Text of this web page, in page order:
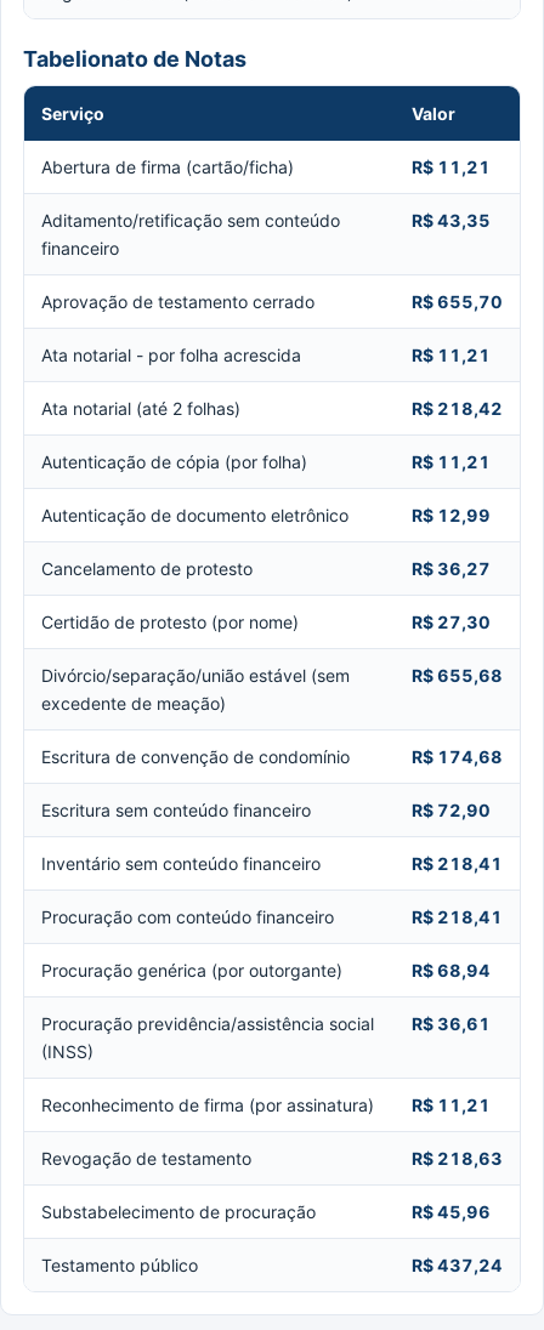
Tabelionato de Notas
Serviço Valor
Abertura de firma (cartão/ficha) R$ 11,21
Aditamento/retificação sem conteúdo
financeiro
R$ 43,35
Aprovação de testamento cerrado R$ 655,70
Ata notarial - por folha acrescida R$ 11,21
Ata notarial (até 2 folhas) R$ 218,42
Autenticação de cópia (por folha) R$ 11,21
Autenticação de documento eletrônico R$ 12,99
Cancelamento de protesto R$ 36,27
Certidão de protesto (por nome) R$ 27,30
Divórcio/separação/união estável (sem
excedente de meação)
R$ 655,68
Escritura de convenção de condomínio R$ 174,68
Escritura sem conteúdo financeiro R$ 72,90
Inventário sem conteúdo financeiro R$ 218,41
Procuração com conteúdo financeiro R$ 218,41
Procuração genérica (por outorgante) R$ 68,94
Procuração previdência/assistência social
(INSS)
R$ 36,61
Reconhecimento de firma (por assinatura) R$ 11,21
Revogação de testamento R$ 218,63
Substabelecimento de procuração R$ 45,96
Testamento público R$ 437,24